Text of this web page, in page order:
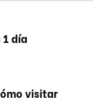
1 día
visitar